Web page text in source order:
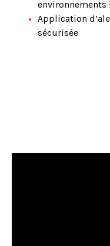
environnements
Application
sécurisée